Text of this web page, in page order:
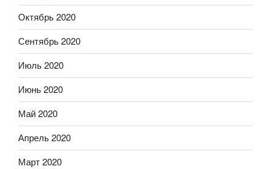
Октябрь 2020
Сентябрь 2020
Июль 2020
Июнь 2020
Май 2020
Апрель 2020
Март 2020